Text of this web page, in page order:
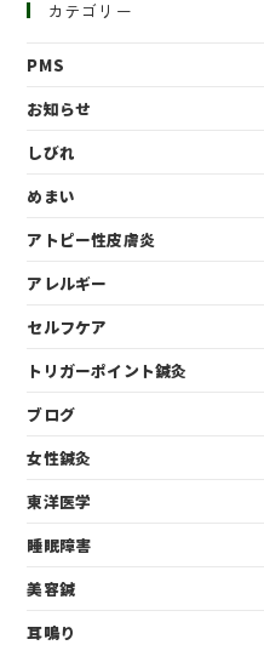
カテゴリー
PMS
お知らせ
しびれ
めまい
アトピー性皮膚炎
アレルギー
セルフケア
トリガーポイント鍼灸
ブログ
女性鍼灸
東洋医学
睡眠障害
美容鍼
耳鳴り